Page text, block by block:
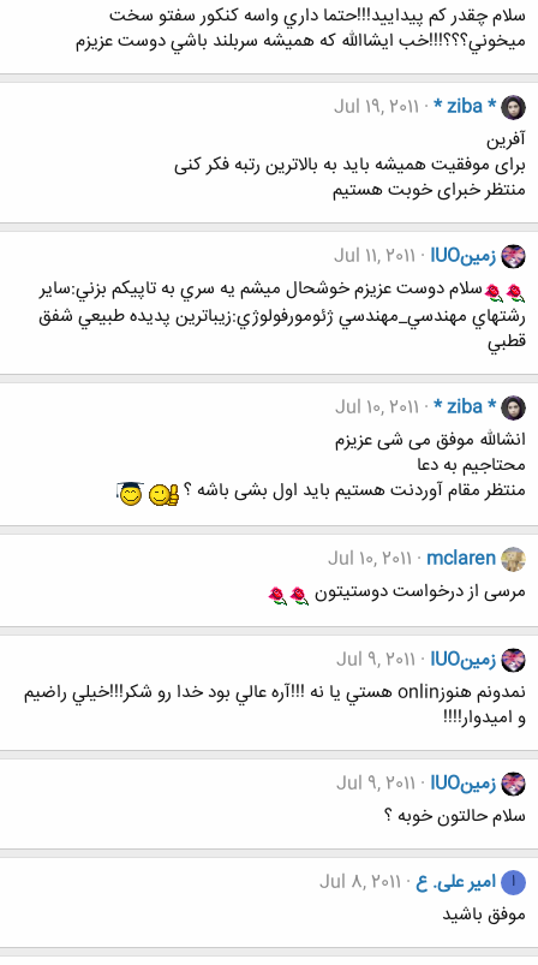
سلام چقدر كم پيداييد!!!حتما داري واسه كنكور سفتو سخت
ميخوني؟؟؟!!!خب ايشاالله كه هميشه سربلند باشي دوست عزيزم
* ziba *
Jul 19, 2011
آفرین
برای موفقیت همیشه باید به بالاترین رتبه فکر کنی
منتظر خبرای خوبت هستیم
زمينIUO
Jul 11, 2011
سلام دوست عزيزم خوشحال ميشم يه سري به تاپيكم بزني:ساير
رشتهاي مهندسي_مهندسي ژئومورفولوژي:زيباترين پديده طبيعي شفق
قطبي
* ziba *
Jul 10, 2011
انشالله موفق می شی عزیزم
محتاجیم به دعا
منتظر مقام آوردنت هستیم باید اول بشی باشه ؟
mclaren
Jul 10, 2011
مرسی از درخواست دوستیتون
زمينIUO
Jul 9, 2011
نمدونم هنوزonlin هستي يا نه !!!آره عالي بود خدا رو شكر!!!خيلي راضيم
و اميدوار!!!!
زمينIUO
Jul 9, 2011
سلام حالتون خوبه ؟
ا امیر علی. ع Jul 8, 2011
موفق باشید